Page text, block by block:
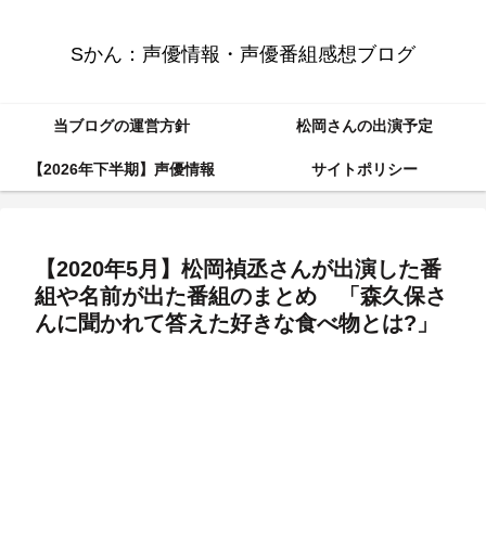
Sかん：声優情報・声優番組感想ブログ
当ブログの運営方針 松岡さんの出演予定
【2026年下半期】声優情報 サイトポリシー
【2020年5月】松岡禎丞さんが出演した番
組や名前が出た番組のまとめ 「森久保さ
んに聞かれて答えた好きな食べ物とは?」